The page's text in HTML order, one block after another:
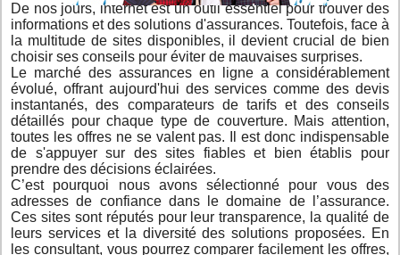
De nos jours, internet est un outil essentiel pour trouver des
informations et des solutions d'assurances. Toutefois, face à
la multitude de sites disponibles, il devient crucial de bien
choisir ses conseils pour éviter de mauvaises surprises.
Le marché des assurances en ligne a considérablement
évolué, offrant aujourd'hui des services comme des devis
instantanés, des comparateurs de tarifs et des conseils
détaillés pour chaque type de couverture. Mais attention,
toutes les offres ne se valent pas. Il est donc indispensable
de s'appuyer sur des sites fiables et bien établis pour
prendre des décisions éclairées.
C’est pourquoi nous avons sélectionné pour vous des
adresses de confiance dans le domaine de l’assurance.
Ces sites sont réputés pour leur transparence, la qualité de
leurs services et la diversité des solutions proposées. En
les consultant, vous pourrez comparer facilement les offres,